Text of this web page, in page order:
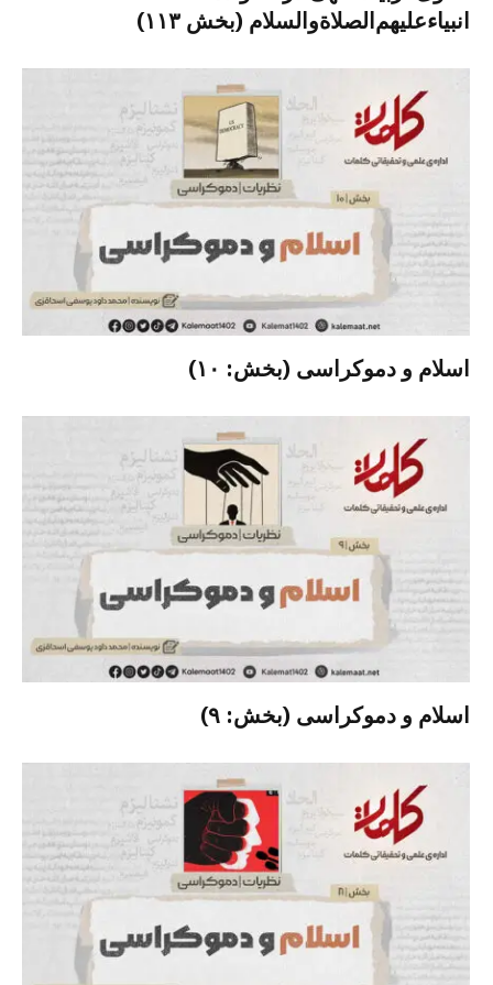
انبیاءعلیهم‌الصلاةو‌السلام (بخش ۱۱۳)
اسلام و دموکراسی (بخش: ۱۰)
اسلام و دموکراسی (بخش: ۹)